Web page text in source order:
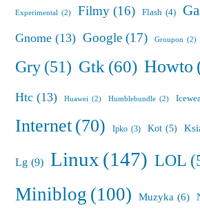
Experimental (2) Filmy (16) Flash (4)
Gnome (13) Google (17) Groupon (2)
Gry(51) Gtk(60) Howto
Htc (13) Huawei (2) Humblebundle (2)
Internet(70) Ipko (3) Kot (5)
Lg (9) Linux(147) LOL
Miniblog (100) Muzyka (6)